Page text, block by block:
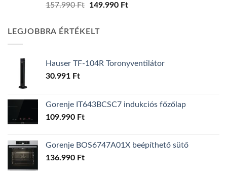
157.990Ft
Original
157.990 Ft.
149.990 FtCurrent
LEGJOBBRA ÉRTÉKELT
Hauser TF-104R Toronyventilátor
30.991 Ft
Gorenje IT643BCSC7 indukciós főzőlap
109.990 Ft
Gorenje BOS6747A01X beépíthető sütő
136.990 Ft